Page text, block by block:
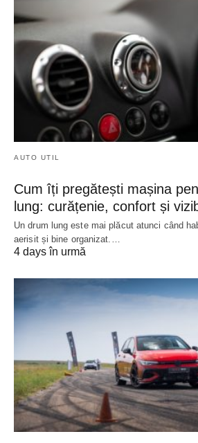
AUTO UTIL
Cum îți pregătești mașina
lung: curățenie, confort și
Un drum lung este mai plăcut atunci când
aerisit și bine organizat.…
4 days în urmă